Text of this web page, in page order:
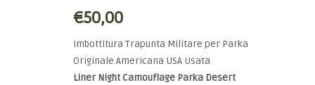
€50,00
Imbottitura Trapunta Militare per Parka
Originale Americana USA Usata
Liner Night Camouflage Parka Desert